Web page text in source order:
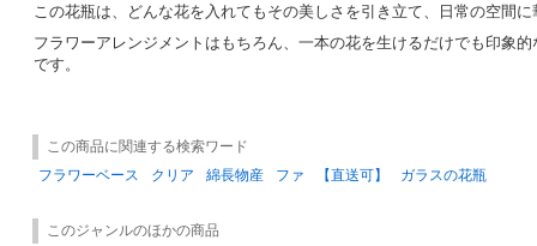
この花瓶は、どんな花を入れてもその美しさを引き立て、日常の空間
フラワーアレンジメントはもちろん、一本の花を生けるだけでも印象
です。
この商品に関連する検索ワード
フラワーベース
クリア 綿長物産 ファ 【直送可】 ガラスの花瓶
このジャンルのほかの商品